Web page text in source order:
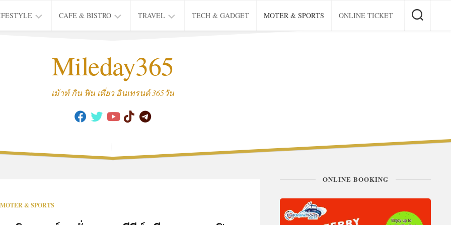
MOVIE
CAFE & BISTRO
CAFE
TRAVEL
THAI
TRIP
TECH & GADGET MOTER & SPORTS ONLINE TICKET
Mileday365
เม้าท์ กิน ฟิน เที่ยว อินเทรนด์ 365วัน
MOTER & SPORTS
ONLINE BOOKING